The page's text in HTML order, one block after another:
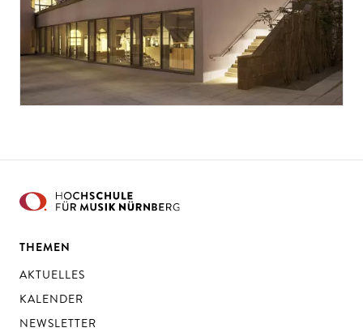
THEMEN
AKTUELLES
KALENDER
NEWSLETTER